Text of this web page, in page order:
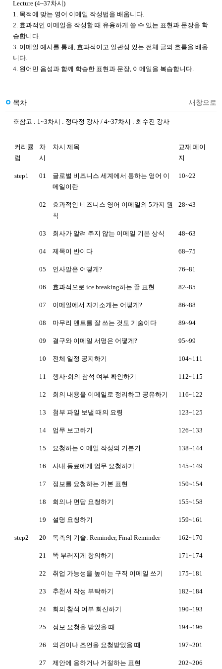
Lecture (4~37차시)
1. 목적에 맞는 영어 이메일 작성법을 배웁니다.
2. 효과적인 이메일을 작성할 때 유용하게 쓸 수 있는 표현과 문장을 학
습합니다.
3. 이메일 예시를 통해, 효과적이고 일관성 있는 전체 글의 흐름을 배웁
니다.
4. 원어민 음성과 함께 학습한 표현과 문장, 이메일을 복습합니다.
목차 새창으로
※참고 : 1~3차시 : 정다정 강사 / 4~37차시 : 최수진 강사
커리큘
럼
차
시
차시 제목
교재 페이
지
step1 01
글로벌 비즈니스 세계에서 통하는 영어 이
메일이란
10~22
02
효과적인 비즈니스 영어 이메일의 5가지 원
칙
28~43
03 회사가 알려 주지 않는 이메일 기본 상식 48~63
04 제목이 반이다 68~75
05 인사말은 어떻게? 76~81
06 효과적으로 ice breaking하는 꿀 표현 82~85
07 이메일에서 자기소개는 어떻게? 86~88
08 마무리 멘트를 잘 쓰는 것도 기술이다 89~94
09 결구와 이메일 서명은 어떻게? 95~99
10 전체 일정 공지하기 104~111
11 행사·회의 참석 여부 확인하기 112~115
12 회의 내용을 이메일로 정리하고 공유하기 116~122
13 첨부 파일 보낼 때의 요령 123~125
14 업무 보고하기 126~133
15 요청하는 이메일 작성의 기본기 138~144
16 사내 동료에게 업무 요청하기 145~149
17 정보를 요청하는 기본 표현 150~154
18 회의나 면담 요청하기 155~158
19 설명 요청하기 159~161
step2 20 독촉의 기술: Reminder, Final Reminder 162~170
21 똑 부러지게 항의하기 171~174
22 취업 가능성을 높이는 구직 이메일 쓰기 175~181
23 추천서 작성 부탁하기 182~184
24 회의 참석 여부 회신하기 190~193
25 정보 요청을 받았을 때 194~196
26 의견이나 조언을 요청받았을 때 197~201
27 제안에 응하거나 거절하는 표현 202~206